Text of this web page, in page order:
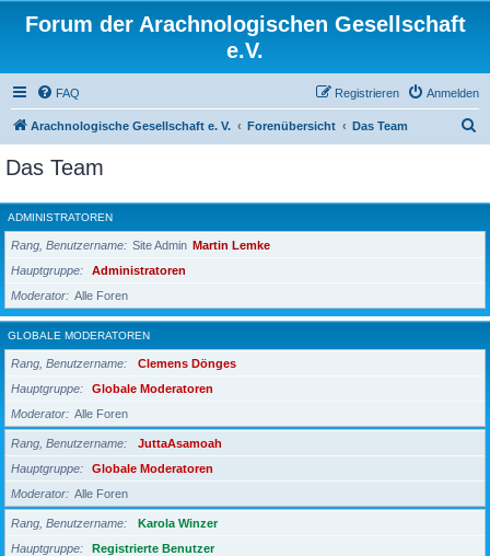
Forum der Arachnologischen Gesellschaft
e.V.
FAQ Anmelden
Registrieren
Arachnologische Gesellschaft e. V. Forenübersicht Das Team
h
e
Das Team
ADMINISTRATOREN
Rang, Benutzername Site Admin Martin Lemke
Hauptgruppe
Administratoren
Moderator
Alle Foren
GLOBALE MODERATOREN
Rang, Benutzername
Clemens Dönges
Hauptgruppe
Globale Moderatoren
Moderator
Alle Foren
Rang, Benutzername
JuttaAsamoah
Hauptgruppe
Globale Moderatoren
Moderator
Alle Foren
Rang, Benutzername
Karola Winzer
Hauptgruppe
Registrierte Benutzer